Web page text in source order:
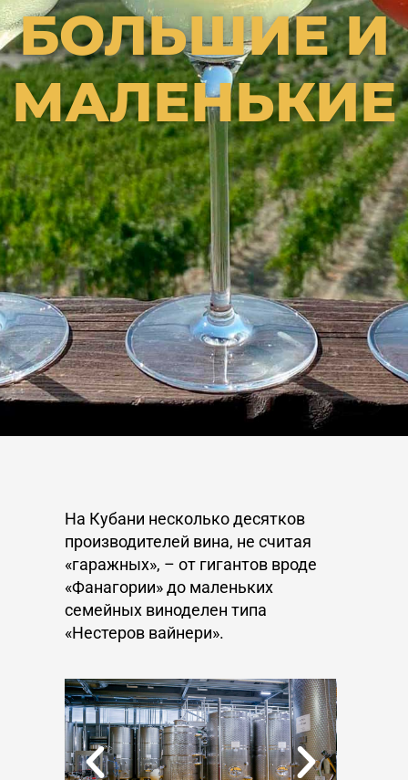
БОЛЬШИЕ И
МАЛЕНЬКИЕ
На Кубани несколько десятков
производителей вина, не считая
«гаражных», – от гигантов вроде
«Фанагории» до маленьких
семейных виноделен типа
«Нестеров вайнери».